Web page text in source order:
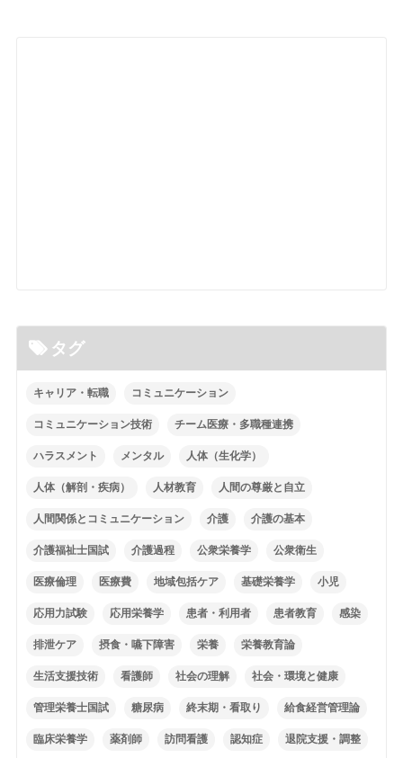
タグ
キャリア・転職 コミュニケーション
コミュニケーション技術 チーム医療・多職種連携
ハラスメント メンタル 人体（生化学）
人体（解剖・疾病） 人材教育 人間の尊厳と自立
人間関係とコミュニケーション 介護 介護の基本
介護福祉士国試 介護過程 公衆栄養学 公衆衛生
医療倫理 医療費 地域包括ケア 基礎栄養学 小児
応用力試験 応用栄養学 患者・利用者 患者教育 感染
排泄ケア 摂食・嚥下障害 栄養 栄養教育論
生活支援技術 看護師 社会の理解 社会・環境と健康
管理栄養士国試 糖尿病 終末期・看取り 給食経営管理論
臨床栄養学 薬剤師 訪問看護 認知症 退院支援・調整